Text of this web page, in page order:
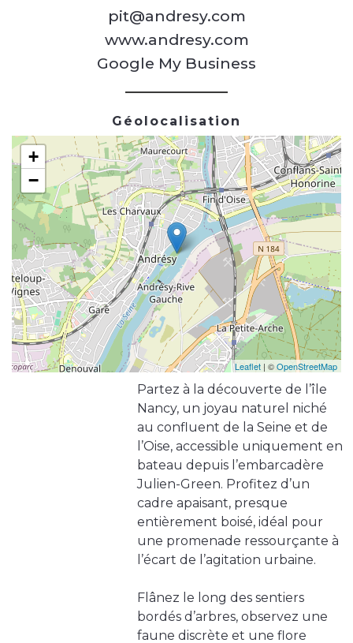
pit@andresy.com
www.andresy.com
Google My Business
Géolocalisation
+
−
Leaflet | ©OpenStreetMap
Partez à la découverte de l’île
Nancy, un joyau naturel niché
au confluent de la Seine et de
l’Oise, accessible uniquement en
bateau depuis l’embarcadère
Julien-Green. Profitez d’un
cadre apaisant, presque
entièrement boisé, idéal pour
une promenade ressourçante à
l’écart de l’agitation urbaine.
Flânez le long des sentiers
bordés d’arbres, observez une
faune discrète et une flore